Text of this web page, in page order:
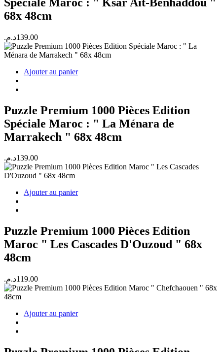
68x 48cm
139.00د.م.
Ajouter au panier
Puzzle Premium 1000 Pièces Edition
Spéciale Maroc : " La Ménara de
Marrakech " 68x 48cm
139.00د.م.
Ajouter au panier
Puzzle Premium 1000 Pièces Edition
Maroc " Les Cascades D'Ouzoud " 68x
48cm
119.00د.م.
Ajouter au panier